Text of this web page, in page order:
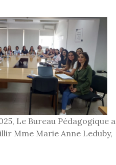
Le Bureau Pédagogique a
Mme Marie Anne Leduby,